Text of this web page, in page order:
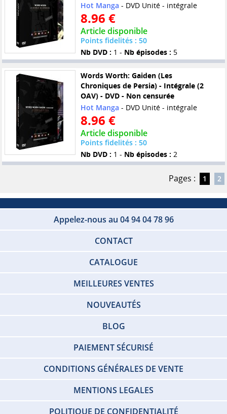
Hot Manga - DVD Unité - intégrale
8.96 €
Article disponible
Points fidelités : 50
Nb DVD : 1 - Nb épisodes : 5
Words Worth: Gaiden (Les
Chroniques de Persia) - Intégrale (2
OAV) - DVD - Non censurée
Hot Manga - DVD Unité - intégrale
8.96 €
Article disponible
Points fidelités : 50
Nb DVD : 1 - Nb épisodes : 2
Pages : 1 2
Appelez-nous au 04 94 04 78 96
CONTACT
CATALOGUE
MEILLEURES VENTES
NOUVEAUTÉS
BLOG
PAIEMENT SÉCURISÉ
CONDITIONS GÉNÉRALES DE VENTE
MENTIONS LEGALES
POLITIQUE DE CONFIDENTIALITÉ